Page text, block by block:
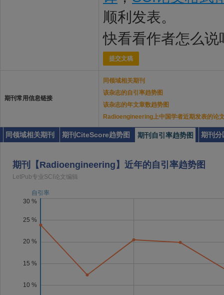
顺利发表。
快看看作者怎么说
提交文稿
期刊常用信息链接
同领域相关期刊
该杂志的自引率趋势图
该杂志的年文章数趋势图
Radioengineering上中国学者近期发表的论
同领域相关期刊 期刊CiteScore趋势图 期刊自引率趋势图 期刊分